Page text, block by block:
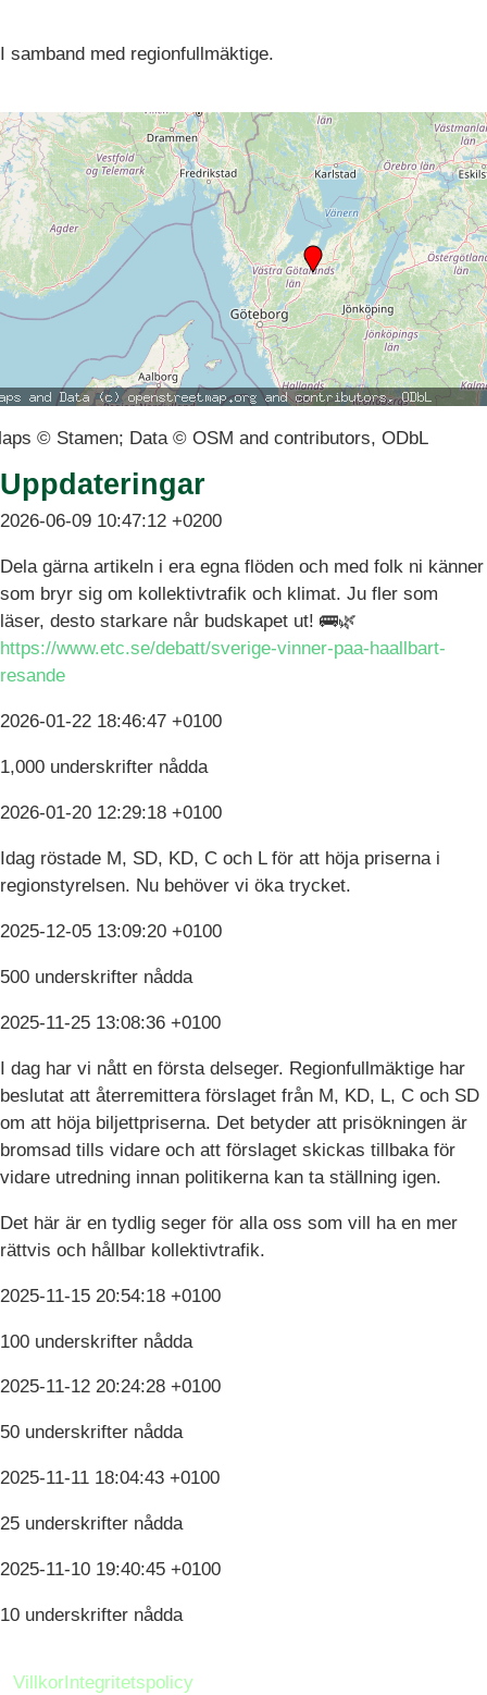
I samband med regionfullmäktige.
© Stamen; Data © OSM and contributors, ODbL
Uppdateringar
2026-06-09 10:47:12 +0200
Dela gärna artikeln i era egna flöden och med folk ni känner
som bryr sig om kollektivtrafik och klimat. Ju fler som
läser, desto starkare når budskapet ut! 🚌🌿
https://www.etc.se/debatt/sverige-vinner-paa-haallbart-
resande
2026-01-22 18:46:47 +0100
1,000 underskrifter nådda
2026-01-20 12:29:18 +0100
Idag röstade M, SD, KD, C och L för att höja priserna i
regionstyrelsen. Nu behöver vi öka trycket.
2025-12-05 13:09:20 +0100
500 underskrifter nådda
2025-11-25 13:08:36 +0100
I dag har vi nått en första delseger. Regionfullmäktige har
beslutat att återremittera förslaget från M, KD, L, C och SD
om att höja biljettpriserna. Det betyder att prisökningen är
bromsad tills vidare och att förslaget skickas tillbaka för
vidare utredning innan politikerna kan ta ställning igen.
Det här är en tydlig seger för alla oss som vill ha en mer
rättvis och hållbar kollektivtrafik.
2025-11-15 20:54:18 +0100
100 underskrifter nådda
2025-11-12 20:24:28 +0100
50 underskrifter nådda
2025-11-11 18:04:43 +0100
25 underskrifter nådda
2025-11-10 19:40:45 +0100
10 underskrifter nådda
Villkor Integritetspolicy